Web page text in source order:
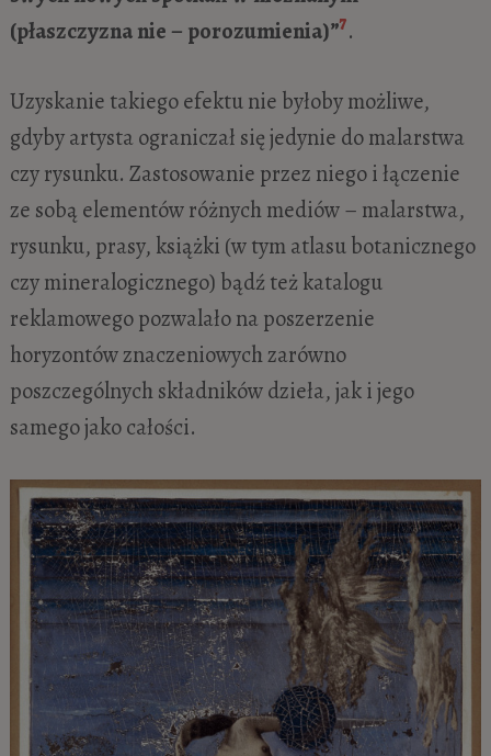
(płaszczyzna nie – porozumienia)”7.
Uzyskanie takiego efektu nie byłoby możliwe,
gdyby artysta ograniczał się jedynie do malarstwa
czy rysunku. Zastosowanie przez niego i łączenie
ze sobą elementów różnych mediów – malarstwa,
rysunku, prasy, książki (w tym atlasu botanicznego
czy mineralogicznego) bądź też katalogu
reklamowego pozwalało na poszerzenie
horyzontów znaczeniowych zarówno
poszczególnych składników dzieła, jak i jego
samego jako całości.